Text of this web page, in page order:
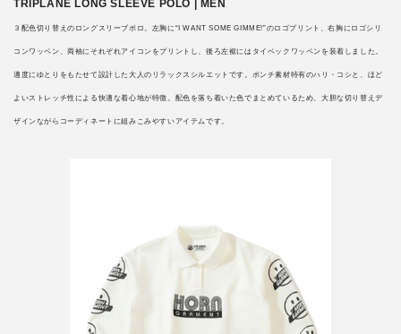
TRIPLANE LONG SLEEVE POLO | MEN
３配色切り替えのロングスリーブポロ。左胸に“I WANT SOME GIMME!”のロゴプリント、右胸にロゴシリ
コンワッペン、両袖にそれぞれアイコンをプリントし、後ろ左裾にはタイベックワッペンを装着しました。
適度にゆとりをもたせて設計した大人のリラックスシルエットです。ポンチ素材特有のハリ・コシと、ほど
よいストレッチ性による快適な着心地が特徴。配色を落ち着いた色でまとめているため、大胆な切り替えデ
ザインながらコーディネートに組みこみやすいアイテムです。